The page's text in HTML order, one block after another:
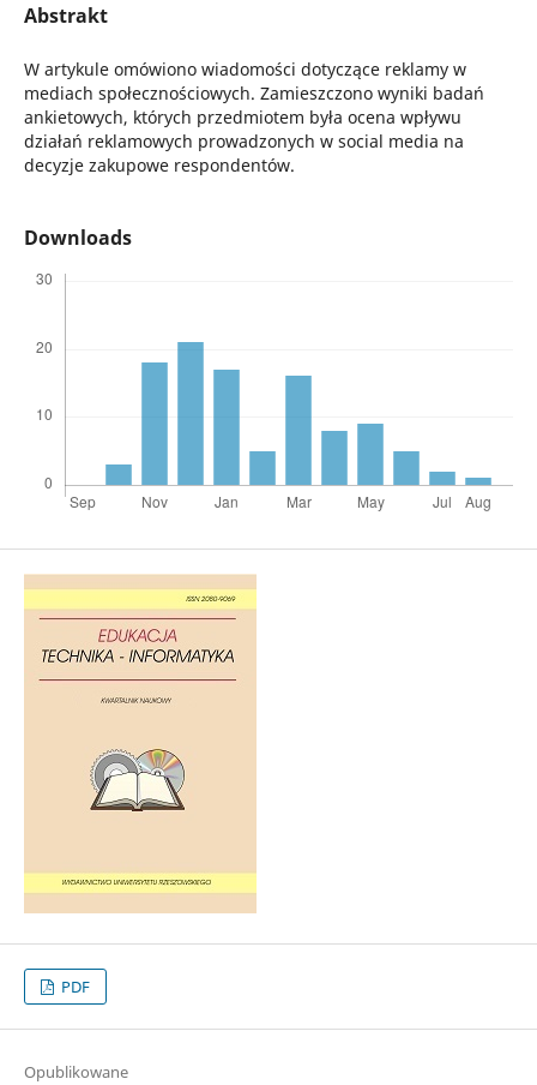
Abstrakt
W artykule omówiono wiadomości dotyczące reklamy w
mediach społecznościowych. Zamieszczono wyniki badań
ankietowych, których przedmiotem była ocena wpływu
działań reklamowych prowadzonych w social media na
decyzje zakupowe respondentów.
Downloads
PDF
Opublikowane